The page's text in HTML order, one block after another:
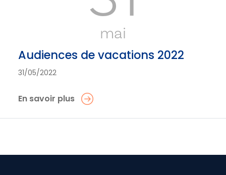
mai
Audiences de vacations 2022
31/05/2022
En savoir plus